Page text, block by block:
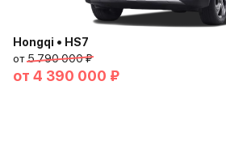
Hongqi • HS7
от5 790 000 ₽
от 4 390 000 ₽